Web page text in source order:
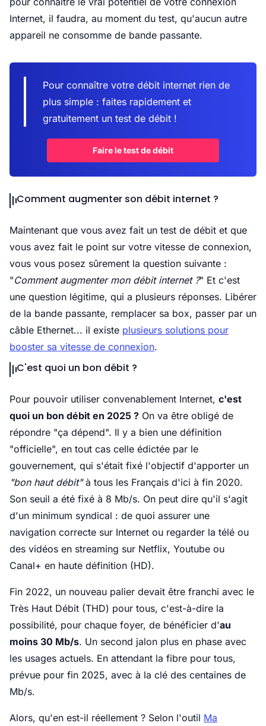
Internet, il faudra, au moment du test, qu'aucun autre
appareil ne consomme de bande passante.
Pour connaître votre débit internet rien de
plus simple : faites rapidement et
gratuitement un test de débit !
Faire le test de débit
Comment augmenter son débit internet ?
Maintenant que vous avez fait un test de débit et que
vous avez fait le point sur votre vitesse de connexion,
vous vous posez sûrement la question suivante :
"Comment augmenter mon débit internet ?" Et c'est
une question légitime, qui a plusieurs réponses. Libérer
de la bande passante, remplacer sa box, passer par un
câble Ethernet... il existe plusieurs solutions pour
booster sa vitesse de connexion.
C'est quoi un bon débit ?
Pour pouvoir utiliser convenablement Internet, c'est
quoi un bon débit en 2025 ? On va être obligé de
répondre "ça dépend". Il y a bien une définition
"officielle", en tout cas celle édictée par le
gouvernement, qui s'était fixé l'objectif d'apporter un
"bon haut débit"à tous les Français d'ici à fin 2020.
Son seuil a été fixé à 8 Mb/s. On peut dire qu'il s'agit
d'un minimum syndical : de quoi assurer une
navigation correcte sur Internet ou regarder la télé ou
des vidéos en streaming sur Netflix, Youtube ou
Canal+ en haute définition (HD).
Fin 2022, un nouveau palier devait être franchi avec le
Très Haut Débit (THD) pour tous, c'est-à-dire la
possibilité, pour chaque foyer, de bénéficier d'au
moins 30 Mb/s. Un second jalon plus en phase avec
les usages actuels. En attendant la fibre pour tous,
prévue pour fin 2025, avec à la clé des centaines de
Mb/s.
Alors, qu'en est-il réellement ? Selon l'outil Ma